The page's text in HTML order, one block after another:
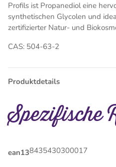
Profils ist Propanediol eine
synthetischen Glycolen und
zertifizierter Natur- und
CAS: 504-63-2
Produktdetails
Spezifische
ean138435430300017